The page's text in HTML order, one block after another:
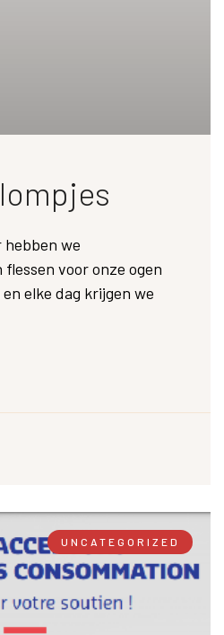
hebben we
voor onze ogen
elke dag krijgen we
UNCATEGORIZED